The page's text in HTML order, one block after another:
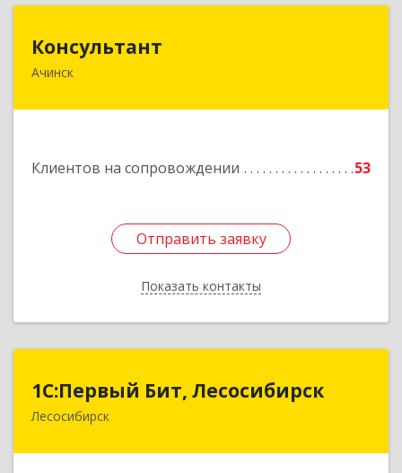
Консультант
Ачинск
Клиентов на сопровождении 53
Отправить заявку
Показать контакты
662159, Красноярский край, Ачинск г, Юго-
Отправить заявку
Назад
1С:Первый Бит, Лесосибирск
Лесосибирск
1С:Первый Бит, Лесосибирск
662544, Красноярский край, Лесосибирск г,